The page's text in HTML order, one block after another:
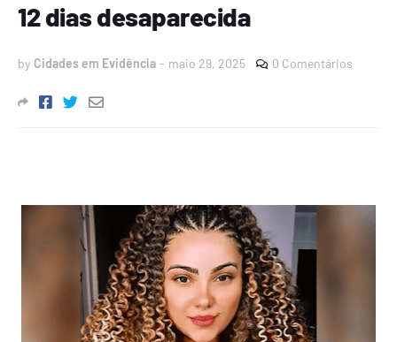
12 dias desaparecida
by Cidades em Evidência - maio 29, 2025 0 Comentários